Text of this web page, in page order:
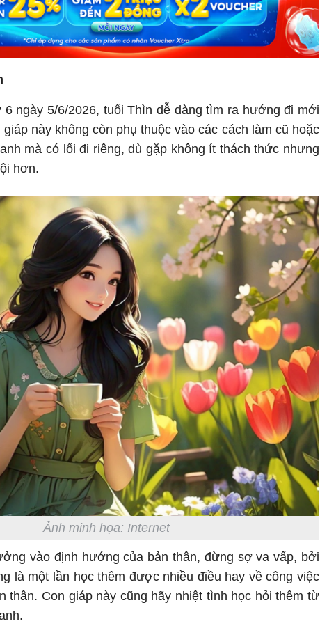
ngày 5/6/2026, tuổi Thìn dễ dàng tìm ra hướng đi mới
này không còn phụ thuộc vào các cách làm cũ hoặc
mà có lối đi riêng, dù gặp không ít thách thức nhưng
hơn.
Ảnh minh họa: Internet
vào định hướng của bản thân, đừng sợ va vấp, bởi
là một lần học thêm được nhiều điều hay về công việc
thân. Con giáp này cũng hãy nhiệt tình học hỏi thêm từ